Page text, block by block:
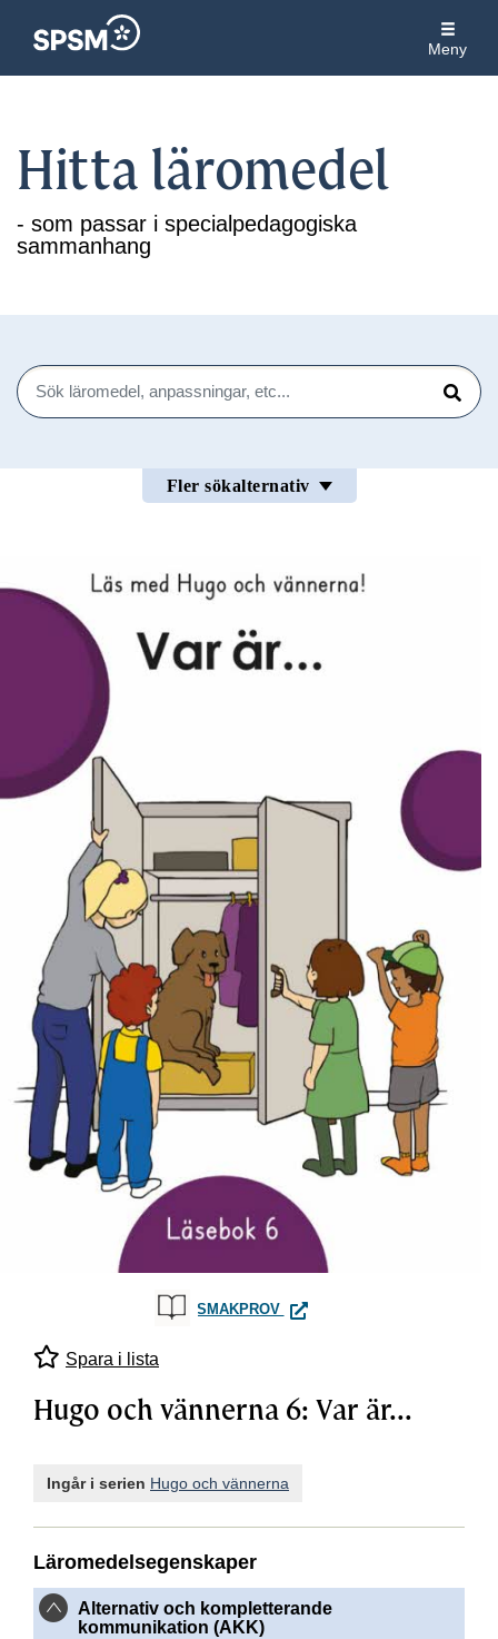
Meny
Hitta läromedel
- som passar i specialpedagogiska
sammanhang
Sök
Sök
Fler sökalternativ
SMAKPROV HUGO OCH VÄNNERNA 6:
Spara i lista
Hugo och vännerna 6: Var är...
Ingår i serien Hugo och vännerna
Läromedelsegenskaper
Alternativ och kompletterande
kommunikation (AKK)